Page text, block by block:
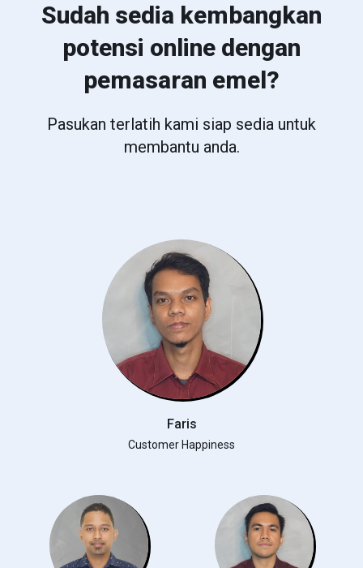
Sudah sedia kembangkan
potensi online dengan
pemasaran emel?
Pasukan terlatih kami siap sedia untuk
membantu anda.
Faris
Customer Happiness